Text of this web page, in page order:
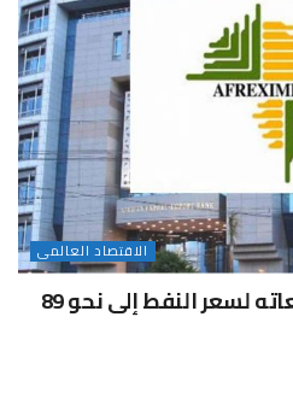
الاقتصاد العالمى
أفريكسيم بنك يرفع توقعاته لسعر النفط إلى نحو 89